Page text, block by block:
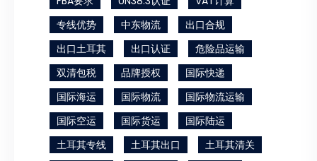
专线优势
中东物流
出口合规
出口土耳其
出口认证
危险品运输
双清包税
品牌授权
国际快递
国际海运
国际物流
国际物流运输
国际空运
国际货运
国际陆运
土耳其专线
土耳其出口 土耳其清关